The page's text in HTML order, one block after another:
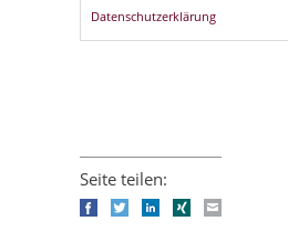
Datenschutzerklärung
Seite teilen:
FacebookTwitterLinkedIn
Xing